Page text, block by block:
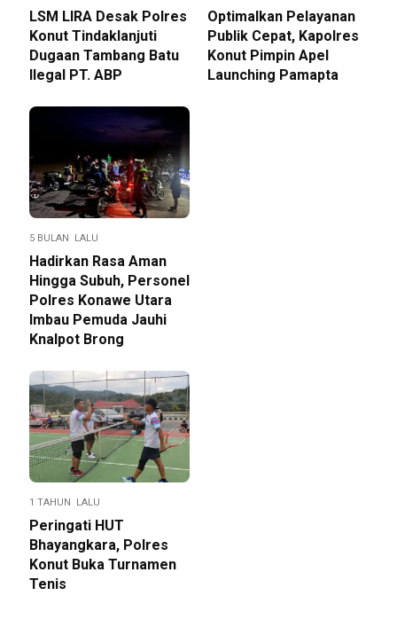
LSM LIRA Desak Polres
Konut Tindaklanjuti
Dugaan Tambang Batu
Ilegal PT. ABP
Optimalkan Pelayanan
Publik Cepat, Kapolres
Konut Pimpin Apel
Launching Pamapta
5 BULAN LALU
Hadirkan Rasa Aman
Hingga Subuh, Personel
Polres Konawe Utara
Imbau Pemuda Jauhi
Knalpot Brong
1 TAHUN LALU
Peringati HUT
Bhayangkara, Polres
Konut Buka Turnamen
Tenis